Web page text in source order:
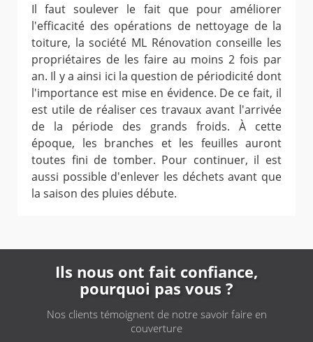
Il faut soulever le fait que pour améliorer
l'efficacité des opérations de nettoyage de la
toiture, la société ML Rénovation conseille les
propriétaires de les faire au moins 2 fois par
an. Il y a ainsi ici la question de périodicité dont
l'importance est mise en évidence. De ce fait, il
est utile de réaliser ces travaux avant l'arrivée
de la période des grands froids. À cette
époque, les branches et les feuilles auront
toutes fini de tomber. Pour continuer, il est
aussi possible d'enlever les déchets avant que
la saison des pluies débute.
Ils nous ont fait confiance,
pourquoi pas vous ?
Nos clients témoignent de notre savoir faire en
couverture